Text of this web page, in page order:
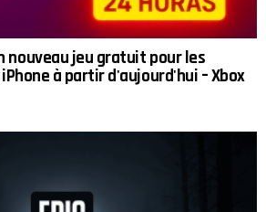
nouveau jeu gratuit pour les
à partir d'aujourd'hui – Xbox